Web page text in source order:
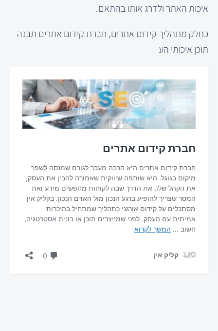
איכות האתר ולדרג אותו בהתאם.
כחלק מתהליך קידום אתרים, חברת קידום אתרים תבנה
תוכן איכותי הע